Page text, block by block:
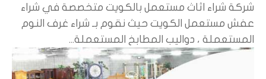
شركة شراء اثاث مستعمل بالكويت متخصصة في شراء
عفش مستعمل الكويت حيث نقوم بـ شراء غرف النوم
المستعملة ، دواليب المطابخ المستعملة...